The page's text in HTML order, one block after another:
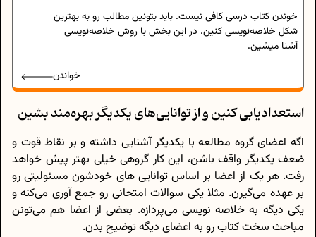
خوندن کتاب درسی کافی نیست. باید بتونین مطالب رو به بهترین
شکل خلاصه‌نویسی کنین. در این بخش با روش خلاصه‌نویسی
آشنا میشین.
خواندن
استعدادیابی کنین و از توانایی‌های یکدیگر بهره‌مند بشین
اگه اعضای گروه مطالعه با یکدیگر آشنایی داشته و بر نقاط قوت و
ضعف یکدیگر واقف باشن، این کار گروهی خیلی بهتر پیش خواهد
رفت. هر یک از اعضا بر اساس توانایی های خودشون مسئولیتی رو
بر عهده می‌گیرن. مثلا یکی سوالات امتحانی رو جمع آوری می‌کنه و
یکی دیگه به خلاصه نویسی می‌پردازه. بعضی از اعضا هم می‌تونن
مباحث سخت کتاب رو به اعضای دیگه توضیح بدن.